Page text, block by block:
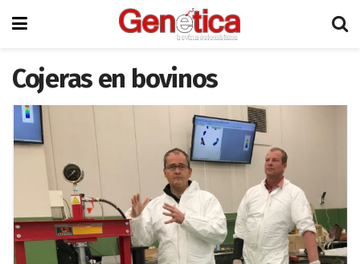
Cojeras en bovinos